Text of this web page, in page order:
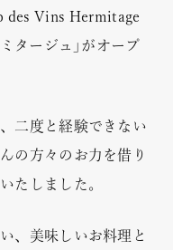
des Vins Hermitage
タージュ」がオープ
二度と経験できない
の方々のお力を借り
たしました。
、美味しいお料理と